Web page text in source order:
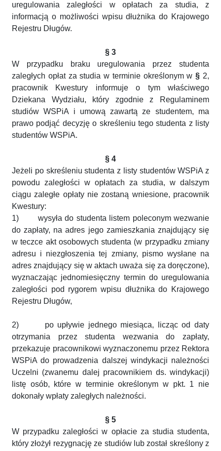
uregulowania zaległości w opłatach za studia, z
informacją o możliwości wpisu dłużnika do Krajowego
Rejestru Długów.
§ 3
W przypadku braku uregulowania przez studenta
zaległych opłat za studia w terminie określonym w§ 2,
pracownik Kwestury informuje o tym właściwego
Dziekana Wydziału, który zgodnie z Regulaminem
studiów WSPiA i umową zawartą ze studentem, ma
prawo podjąć decyzję o skreśleniu tego studenta z listy
studentów WSPiA.
§ 4
Jeżeli po skreśleniu studenta z listy studentów WSPiA z
powodu zaległości w opłatach za studia, w dalszym
ciągu zaległe opłaty nie zostaną wniesione, pracownik
Kwestury:
1)
wysyła do studenta listem poleconym wezwanie
do zapłaty, na adres jego zamieszkania znajdujący się
w teczce akt osobowych studenta (w przypadku zmiany
adresu i niezgłoszenia tej zmiany, pismo wysłane na
adres znajdujący się w aktach uważa się za doręczone),
wyznaczając jednomiesięczny termin do uregulowania
zaległości pod rygorem wpisu dłużnika do Krajowego
Rejestru Długów,
2)
po upływie jednego miesiąca, licząc od daty
otrzymania przez studenta wezwania do zapłaty,
przekazuje pracownikowi wyznaczonemu przez Rektora
WSPiA do prowadzenia dalszej windykacji należności
Uczelni (zwanemu dalej pracownikiem ds. windykacji)
listę osób, które w terminie określonym w pkt. 1 nie
dokonały wpłaty zaległych należności.
§ 5
W przypadku zaległości w opłacie za studia studenta,
który złożył rezygnację ze studiów lub został skreślony z